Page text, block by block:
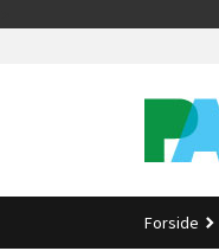
Forside